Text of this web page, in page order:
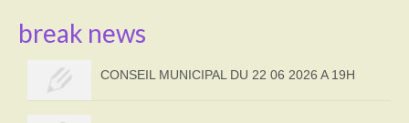
break news
CONSEIL MUNICIPAL DU 22 06 2026 A 19H